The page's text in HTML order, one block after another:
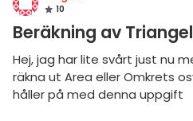
10
Beräkning av
Hej, jag har lite svårt just nu
räkna ut Area eller Omkrets
håller på med denna uppgift
7
9
1
& Bygg